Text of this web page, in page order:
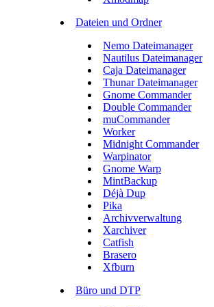
Dateien und Ordner
Nemo Dateimanager
Nautilus Dateimanager
Caja Dateimanager
Thunar Dateimanager
Gnome Commander
Double Commander
muCommander
Worker
Midnight Commander
Warpinator
Gnome Warp
MintBackup
Déjà Dup
Pika
Archivverwaltung
Xarchiver
Catfish
Brasero
Xfburn
Büro und DTP